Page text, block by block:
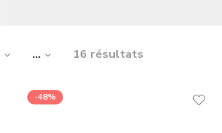
... 16 résultats
-48%